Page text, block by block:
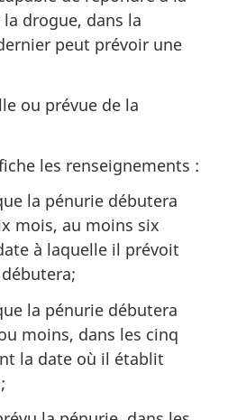
drogue, dans la
peut prévoir une
ou prévue de la
les renseignements :
la pénurie débutera
mois, au moins six
à laquelle il prévoit
la pénurie débutera
moins, dans les cinq
la date où il établit